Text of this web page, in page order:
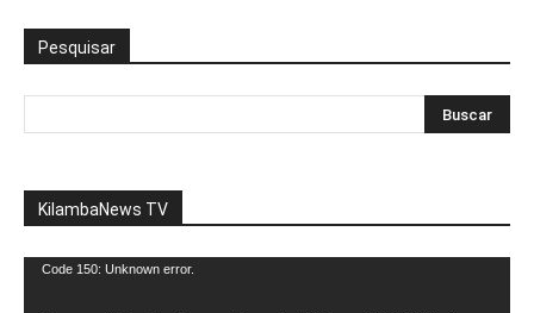
Pesquisar
KilambaNews TV
Reprodutor
Code 150: Unknown error.